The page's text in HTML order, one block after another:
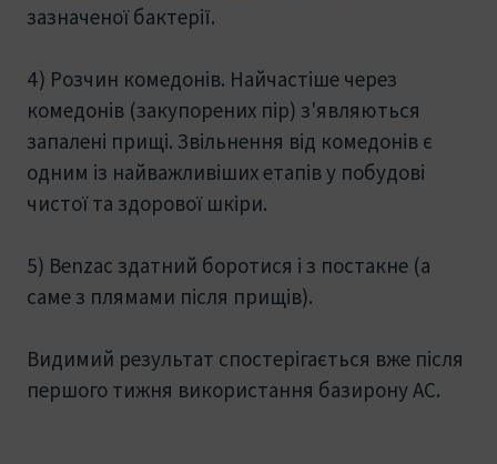
зазначеної бактерії.
4) Розчин комедонів. Найчастіше через
комедонів (закупорених пір) з'являються
запалені прищі. Звільнення від комедонів є
одним із найважливіших етапів у побудові
чистої та здорової шкіри.
5) Benzac здатний боротися і з постакне (а
саме з плямами після прищів).
Видимий результат спостерігається вже після
першого тижня використання базирону АС.